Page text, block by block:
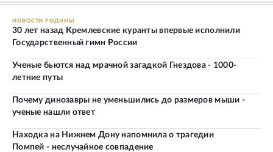
НОВОСТИ РОДИНЫ
30 лет назад Кремлевские куранты впервые исполнили
Государственный гимн России
Ученые бьются над мрачной загадкой Гнездова - 1000-
летние путы
Почему динозавры не уменьшились до размеров мыши -
ученые нашли ответ
Находка на Нижнем Дону напомнила о трагедии
Помпей - неслучайное совпадение